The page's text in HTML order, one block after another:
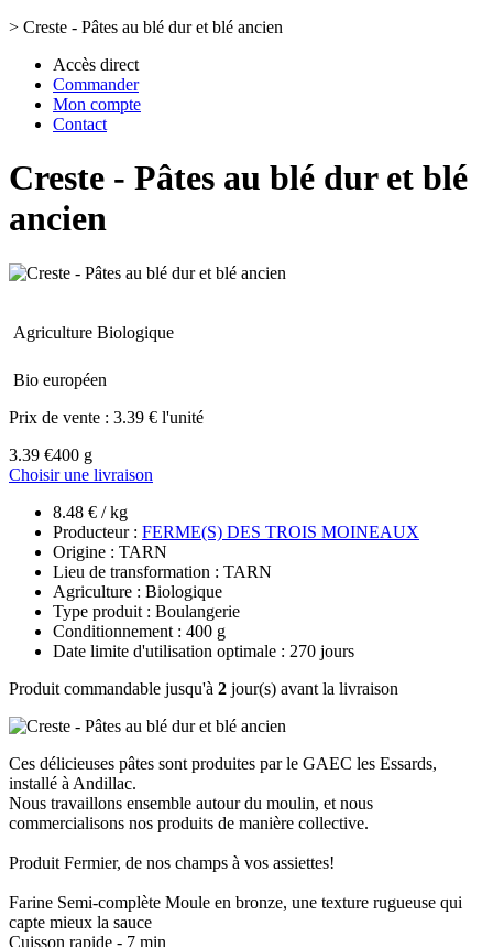
> Creste - Pâtes au blé dur et blé ancien
Accès direct
Commander
Mon compte
Contact
Creste - Pâtes au blé dur et blé
ancien
Agriculture Biologique
Bio européen
Prix de vente : 3.39 € l'unité
3.39 €400 g
Choisir une livraison
8.48 € / kg
Producteur : FERME(S) DES TROIS MOINEAUX
Origine : TARN
Lieu de transformation : TARN
Agriculture : Biologique
Type produit : Boulangerie
Conditionnement : 400 g
Date limite d'utilisation optimale : 270 jours
Produit commandable jusqu'à 2 jour(s) avant la livraison
Ces délicieuses pâtes sont produites par le GAEC les Essards,
installé à Andillac.
Nous travaillons ensemble autour du moulin, et nous
commercialisons nos produits de manière collective.
Produit Fermier, de nos champs à vos assiettes!
Farine Semi-complète Moule en bronze, une texture rugueuse qui
capte mieux la sauce
Cuisson rapide - 7 min